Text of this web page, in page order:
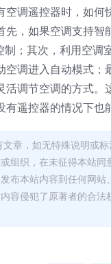
空调遥控器时，如何
先，如果空调支持智
制；其次，利用空调
空调进入自动模式；
活调节空调的方式。
遥控器的情况下也
文章，如无特殊说明或
组织，在未征得本站同
布本站内容到任何网站
容侵犯了原著者的合法